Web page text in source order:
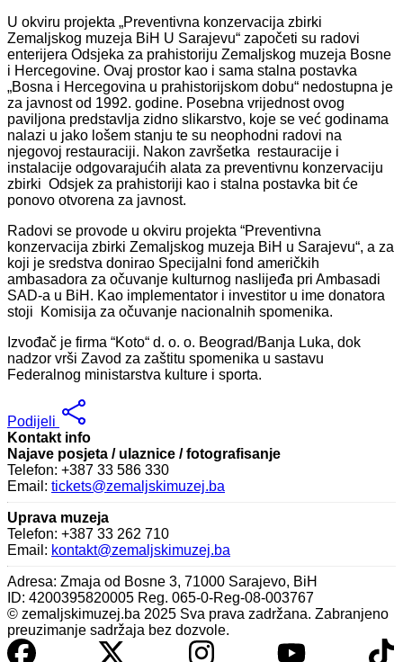
U okviru projekta „Preventivna konzervacija zbirki
Zemaljskog muzeja BiH U Sarajevu“ započeti su radovi
enterijera Odsjeka za prahistoriju Zemaljskog muzeja Bosne
i Hercegovine. Ovaj prostor kao i sama stalna postavka
„Bosna i Hercegovina u prahistorijskom dobu“ nedostupna je
za javnost od 1992. godine. Posebna vrijednost ovog
paviljona predstavlja zidno slikarstvo, koje se već godinama
nalazi u jako lošem stanju te su neophodni radovi na
njegovoj restauraciji. Nakon završetka restauracije i
instalacije odgovarajućih alata za preventivnu konzervaciju
zbirki Odsjek za prahistoriji kao i stalna postavka bit će
ponovo otvorena za javnost.
Radovi se provode u okviru projekta “Preventivna
konzervacija zbirki Zemaljskog muzeja BiH u Sarajevu“, a za
koji je sredstva donirao Specijalni fond američkih
ambasadora za očuvanje kulturnog naslijeđa pri Ambasadi
SAD-a u BiH. Kao implementator i investitor u ime donatora
stoji Komisija za očuvanje nacionalnih spomenika.
Izvođač je firma “Koto“ d. o. o. Beograd/Banja Luka, dok
nadzor vrši Zavod za zaštitu spomenika u sastavu
Federalnog ministarstva kulture i sporta.
Podijeli
Kontakt info
Najave posjeta / ulaznice / fotografisanje
Telefon: +387 33 586 330
Email: tickets@zemaljskimuzej.ba
Uprava muzeja
Telefon: +387 33 262 710
Email: kontakt@zemaljskimuzej.ba
Adresa: Zmaja od Bosne 3, 71000 Sarajevo, BiH
ID: 4200395820005 Reg. 065-0-Reg-08-003767
© zemaljskimuzej.ba 2025 Sva prava zadržana. Zabranjeno
preuzimanje sadržaja bez dozvole.